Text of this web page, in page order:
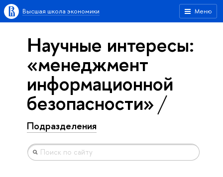
Меню
Высшая школа экономики
Научные интересы:
«менеджмент
информационной
безопасности»
Подразделения